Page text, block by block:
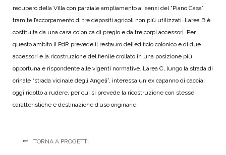
recupero della Villa con parziale ampliamento ai sensi del “Piano Casa”
tramite l’accorpamento di tre depositi agricoli non più utilizzati. L’area B è
costituita da una casa colonica di pregio e da tre corpi accessori. Per
questo ambito il PdR prevede il restauro dell’edificio colonico e di due
accessori e la ricostruzione del fienile crollato in una posizione più
opportuna e rispondente alle vigenti normative. L’area C, lungo la strada di
crinale “strada vicinale degli Angeli”, interessa un ex capanno di caccia,
oggi ridotto a rudere, per cui si prevede la ricostruzione con stesse
caratteristiche e destinazione d’uso originarie.
TORNA A PROGETTI